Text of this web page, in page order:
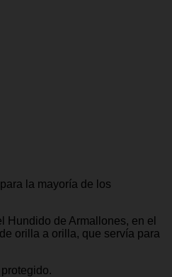
la mayoría de los
Hundido de Armallones, en el
orilla a orilla, que servía para